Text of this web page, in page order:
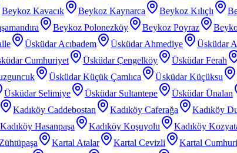
Beykoz Kavacık Beykoz Kaynarca Beykoz Kılıçlı
Beykoz Polonezköy Beykoz Poyraz
Üsküdar Acıbadem Üsküdar Ahmediye Üsküdar
Cumhuriyet Üsküdar Çengelköy Üsküdar Ferah
Üsküdar Küçük Çamlıca Üsküdar Küçüksu
Üsküdar Selimiye Üsküdar Sultantepe Üsküdar Ünalan
Kadıköy Caddebostan Kadıköy Caferağa Kadıköy
Kadıköy Hasanpaşa Kadıköy Koşuyolu Kadıköy
Kartal Atalar Kartal Cevizli Kartal